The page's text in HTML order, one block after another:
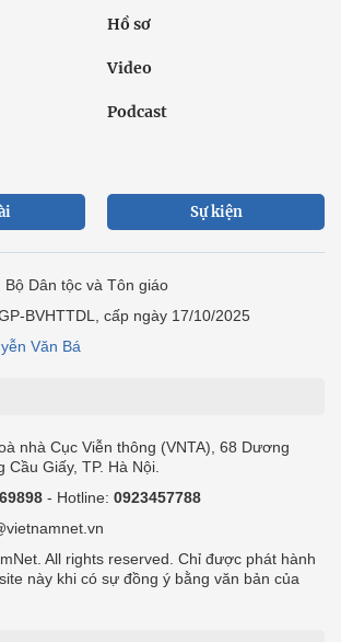
Hồ sơ
Video
Podcast
Sự kiện
Dân tộc và Tôn giáo
BVHTTDL, cấp ngày 17/10/2025
Văn Bá
nhà Cục Viễn thông (VNTA), 68 Dương
Giấy, TP. Hà Nội.
- Hotline: 0923457788
All rights reserved. Chỉ được phát hành
này khi có sự đồng ý bằng văn bản của